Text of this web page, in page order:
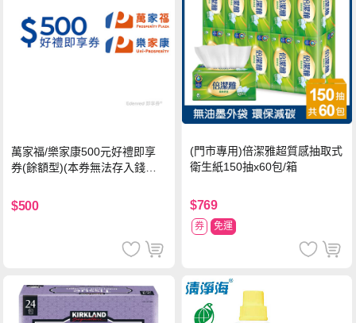
萬家福/樂家康500元好禮即享
券(餘額型)(本券無法存入錢包
$500
(門市專用)倍潔雅超質感抽取式
衛生紙150抽x60包/箱
$769
券 免運